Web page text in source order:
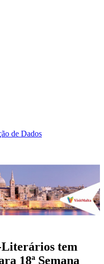
de Dados
Literários tem
18ª Semana